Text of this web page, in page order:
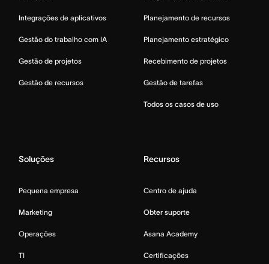
Integrações de aplicativos
Gestão do trabalho com IA
Gestão de projetos
Gestão de recursos
Planejamento de recursos
Planejamento estratégico
Recebimento de projetos
Gestão de tarefas
Todos os casos de uso
Soluções
Pequena empresa
Marketing
Operações
TI
Recursos
Centro de ajuda
Obter suporte
Asana Academy
Certificações